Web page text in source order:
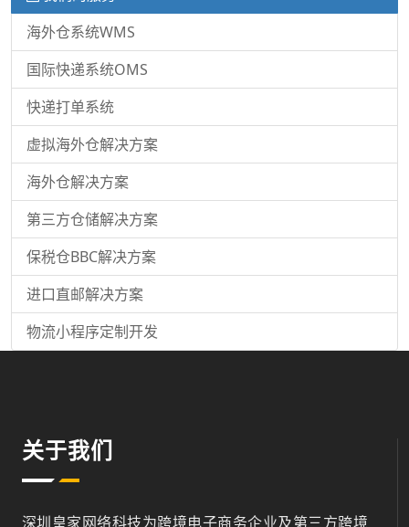
海外仓系统WMS
国际快递系统OMS
快递打单系统
虚拟海外仓解决方案
海外仓解决方案
第三方仓储解决方案
保税仓BBC解决方案
进口直邮解决方案
物流小程序定制开发
关于我们
深圳皇家网络科技为跨境电子商务企业及第三方跨境